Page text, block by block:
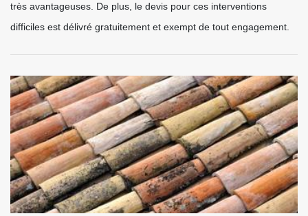
très avantageuses. De plus, le devis pour ces interventions
difficiles est délivré gratuitement et exempt de tout engagement.